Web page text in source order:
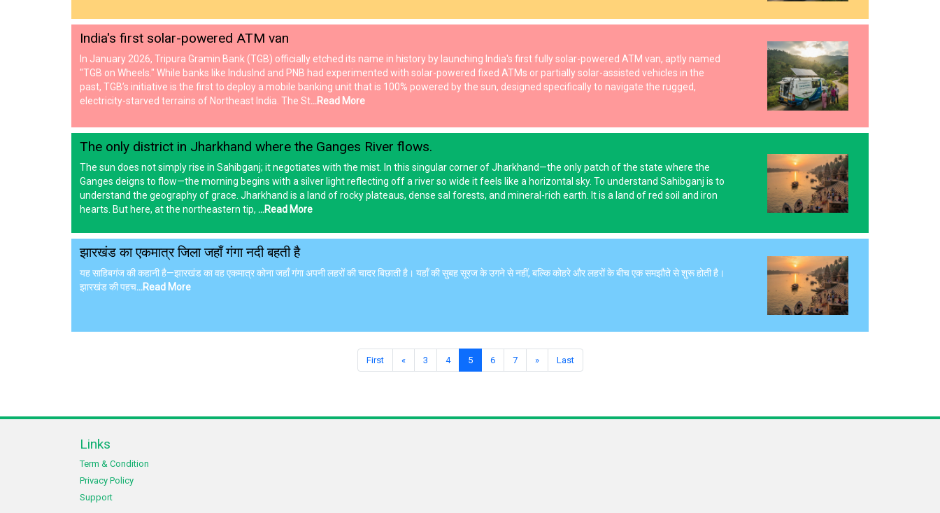
India's first solar-powered ATM van
In January 2026, Tripura Gramin Bank (TGB) officially etched its name in history by launching India's first fully solar-powered ATM van, aptly named
"TGB on Wheels." While banks like IndusInd and PNB had experimented with solar-powered fixed ATMs or partially solar-assisted vehicles in the
past, TGB’s initiative is the first to deploy a mobile banking unit that is 100% powered by the sun, designed specifically to navigate the rugged,
electricity-starved terrains of Northeast India. The St...Read More
The only district in Jharkhand where the Ganges River flows.
The sun does not simply rise in Sahibganj; it negotiates with the mist. In this singular corner of Jharkhand—the only patch of the state where the
Ganges deigns to flow—the morning begins with a silver light reflecting off a river so wide it feels like a horizontal sky. To understand Sahibganj is to
understand the geography of grace. Jharkhand is a land of rocky plateaus, dense sal forests, and mineral-rich earth. It is a land of red soil and iron
hearts. But here, at the northeastern tip, ...Read More
झारखंड का एकमात्र जिला जहाँ गंगा नदी बहती है
यह साहिबगंज की कहानी है—झारखंड का वह एकमात्र कोना जहाँ गंगा अपनी लहरों की चादर बिछाती है। यहाँ की सुबह सूरज के उगने से नहीं, बल्कि कोहरे और लहरों के बीच एक समझौते से शुरू होती है।
झारखंड की पहच...Read More
First « 3 4 5 6 7 » Last
Links
Term & Condition
Privacy Policy
Support